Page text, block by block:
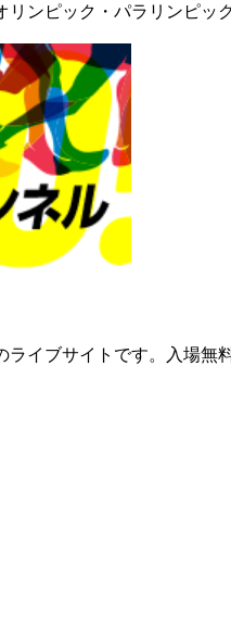
ンピック・パラリンピッ
イブサイトです。入場無